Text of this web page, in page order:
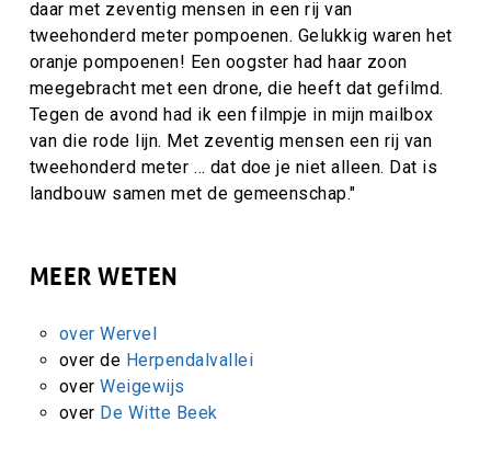
daar met zeventig mensen in een rij van
tweehonderd meter pompoenen. Gelukkig waren het
oranje pompoenen! Een oogster had haar zoon
meegebracht met een drone, die heeft dat gefilmd.
Tegen de avond had ik een filmpje in mijn mailbox
van die rode lijn. Met zeventig mensen een rij van
tweehonderd meter … dat doe je niet alleen. Dat is
landbouw samen met de gemeenschap."
MEER WETEN
overWervel
over de Herpendalvallei
overWeigewijs
over De Witte Beek